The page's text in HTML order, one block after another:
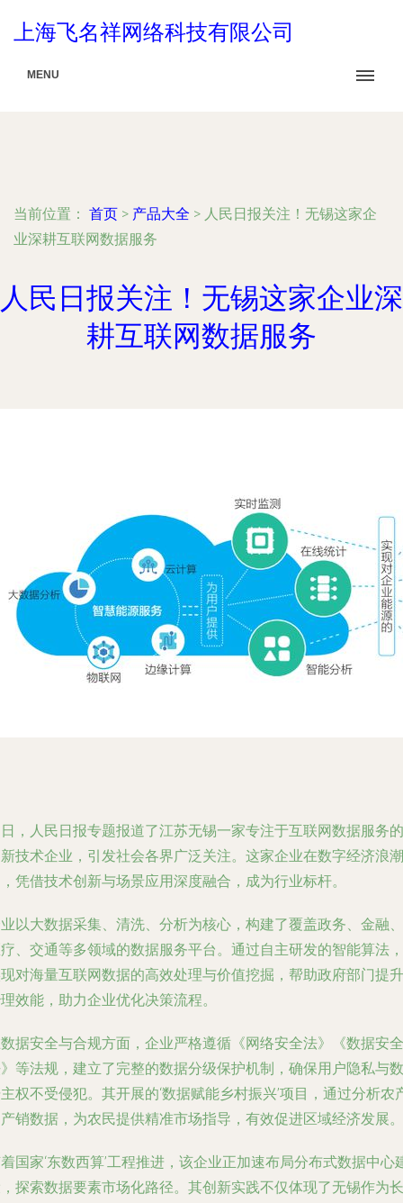
上海飞名祥网络科技有限公司
MENU
当前位置： 首页 > 产品大全 > 人民日报关注！无锡这家企
业深耕互联网数据服务
人民日报关注！无锡这家企业深
耕互联网数据服务
，人民日报专题报道了江苏无锡一家专注于互联网数据服务的
技术企业，引发社会各界广泛关注。这家企业在数字经济浪潮
凭借技术创新与场景应用深度融合，成为行业标杆。
以大数据采集、清洗、分析为核心，构建了覆盖政务、金融、
、交通等多领域的数据服务平台。通过自主研发的智能算法，
对海量互联网数据的高效处理与价值挖掘，帮助政府部门提升
效能，助力企业优化决策流程。
据安全与合规方面，企业严格遵循《网络安全法》《数据安全
等法规，建立了完整的数据分级保护机制，确保用户隐私与数
权不受侵犯。其开展的‘数据赋能乡村振兴’项目，通过分析农
销数据，为农民提供精准市场指导，有效促进区域经济发展。
国家‘东数西算’工程推进，该企业正加速布局分布式数据中心
探索数据要素市场化路径。其创新实践不仅体现了无锡作为长